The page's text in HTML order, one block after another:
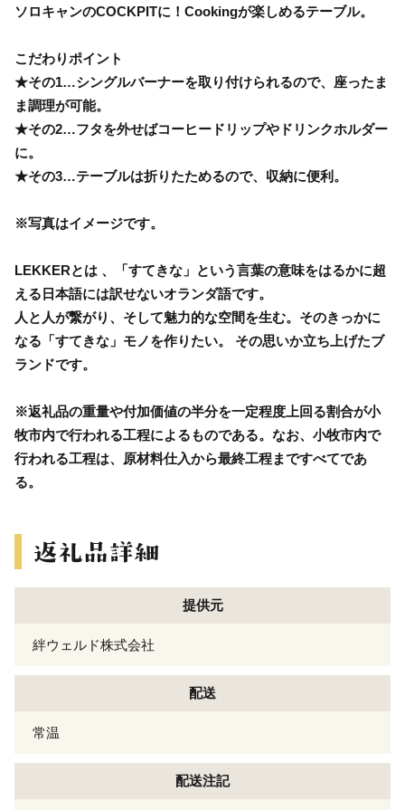
ソロキャンのCOCKPITに！Cookingが楽しめるテーブル。
こだわりポイント
★その1…シングルバーナーを取り付けられるので、座ったま
ま調理が可能。
★その2…フタを外せばコーヒードリップやドリンクホルダー
に。
★その3…テーブルは折りたためるので、収納に便利。
※写真はイメージです。
LEKKERとは 、「すてきな」という言葉の意味をはるかに超
える日本語には訳せないオランダ語です。
人と人が繋がり、そして魅力的な空間を生む。そのきっかに
なる「すてきな」モノを作りたい。 その思いか立ち上げたブ
ランドです。
※返礼品の重量や付加価値の半分を一定程度上回る割合が小
牧市内で行われる工程によるものである。なお、小牧市内で
行われる工程は、原材料仕入から最終工程まですべてであ
る。
提供元
絆ウェルド株式会社
配送
常温
配送注記